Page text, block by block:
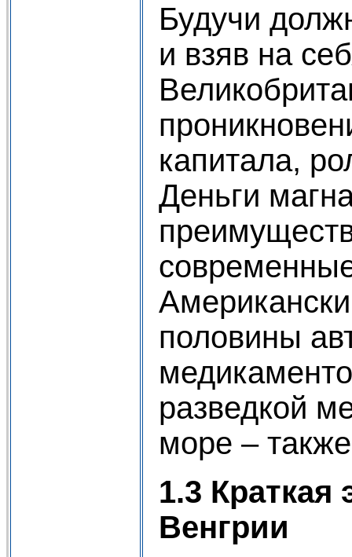
Будучи
и взяв на
капитала,
Деньги
половины
разведкой
море –
1.3 Краткая
Венгрии